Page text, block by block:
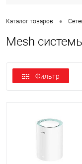
Каталог товаров •
Mesh
Фильтр